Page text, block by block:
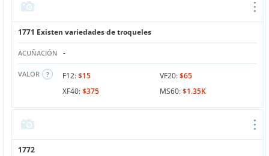
1771 Existen variedades de troqueles
ACUÑACIÓN -
VALOR F12:$15 VF20:$65
XF40:$375 MS60:$1.35K
1772